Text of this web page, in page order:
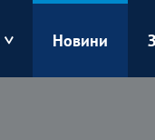
Новини